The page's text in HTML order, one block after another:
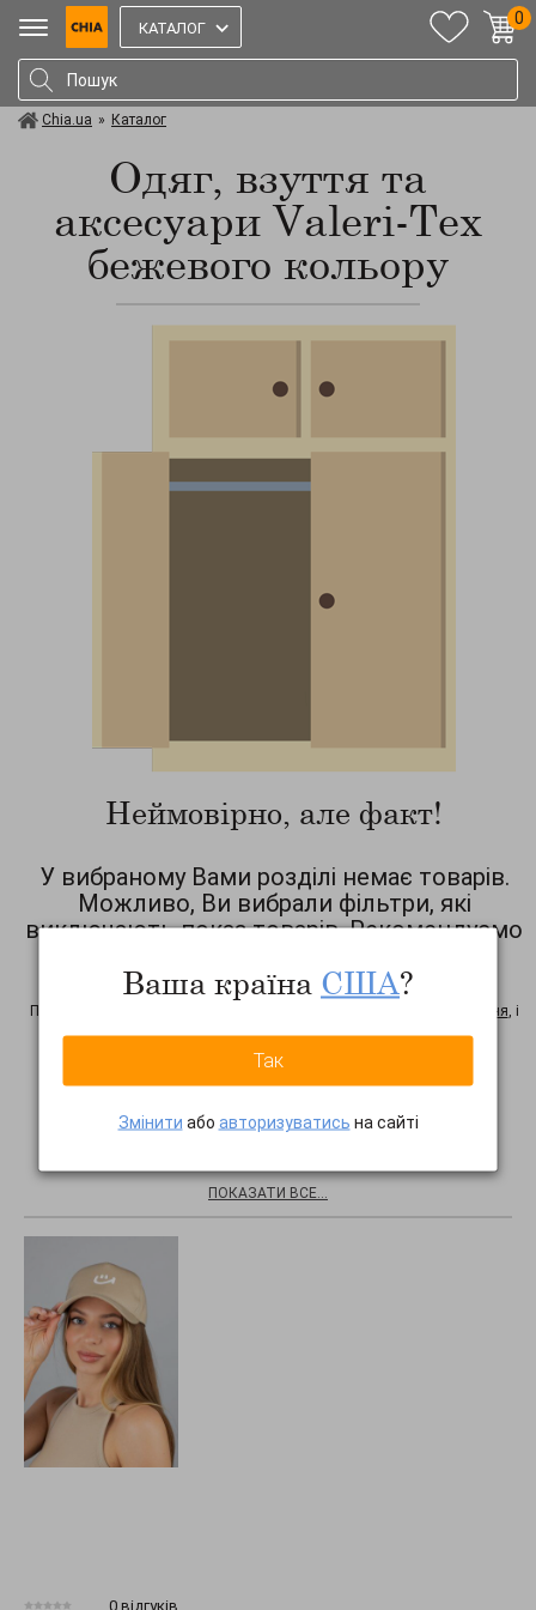
КАТАЛОГ
0
Chia.ua » Каталог
Одяг, взуття та
аксесуари Valeri-Tex
бежевого кольору
Неймовірно, але факт!
У вибраному Вами розділі немає товарів.
Можливо, Ви вибрали фільтри, які
виключають показ товарів. Рекомендуємо
на період тестування сайту можливі неточності у роботі фільтрів.
Просимо Вас повідомити нас про цей факт: натисніть на
це посилання, і
ми дізнаємося про неточність! Дякую
ПОКАЗАТИ ВСЕ...
0 відгуків
Ваша країна США?
Так
Змінити або авторизуватись на сайті